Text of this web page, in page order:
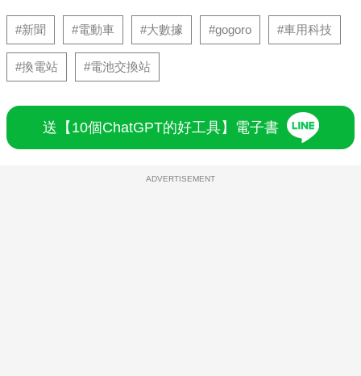
#新聞 #電動車 #大數據 #gogoro #車用科技
#換電站 #電池交換站
送【10個ChatGPT的好工具】電子書
ADVERTISEMENT